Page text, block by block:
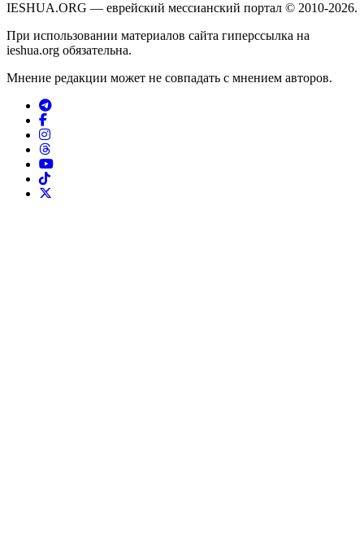
IESHUA.ORG — еврейский мессианский портал © 2010-2026.
При использовании материалов сайта гиперссылка на
ieshua.org обязательна.
Мнение редакции может не совпадать с мнением авторов.